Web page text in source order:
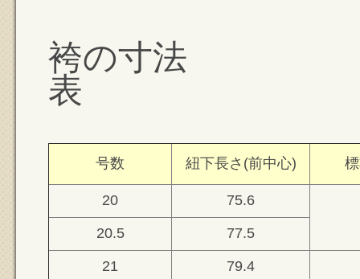
袴の寸法
表
号数 紐下長さ(前中心)
20 75.6
20.5 77.5
21 79.4